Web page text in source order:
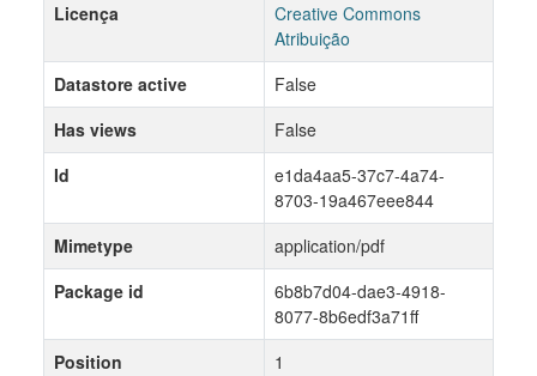
Licença
Creative Commons
Atribuição
Datastore active
False
Has views
False
Id
e1da4aa5-37c7-4a74-
8703-19a467eee844
Mimetype
application/pdf
Package id
6b8b7d04-dae3-4918-
8077-8b6edf3a71ff
Position
1